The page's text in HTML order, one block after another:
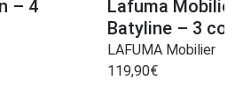
– 4
Lafuma
Batyline – 3
LAFUMA Mobilier
119,90€